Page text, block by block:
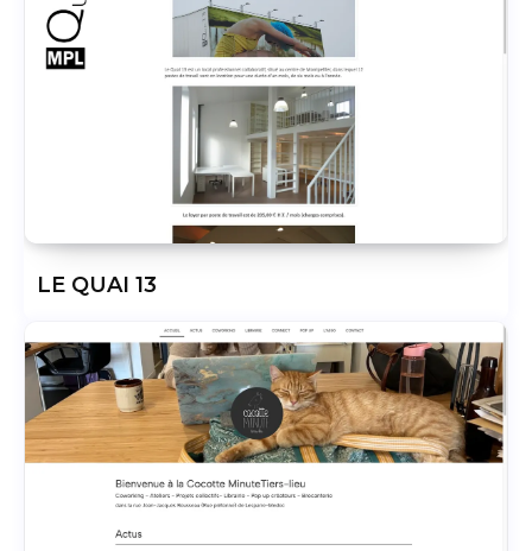
LE QUAI 13